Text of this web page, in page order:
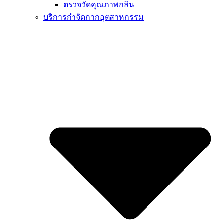
ตรวจวัดคุณภาพกลิ่น
บริการกำจัดกากอุตสาหกรรม